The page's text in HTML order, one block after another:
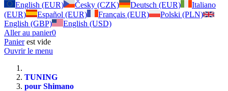
English (EUR)
Česky (CZK) Deutsch (EUR)
Italiano
(EUR)
Español (EUR) Français (EUR)
Polski (PLN)
English (GBP)
English (USD)
Aller au panier0
Panierest vide
Ouvrir le menu
TUNING
pour Shimano